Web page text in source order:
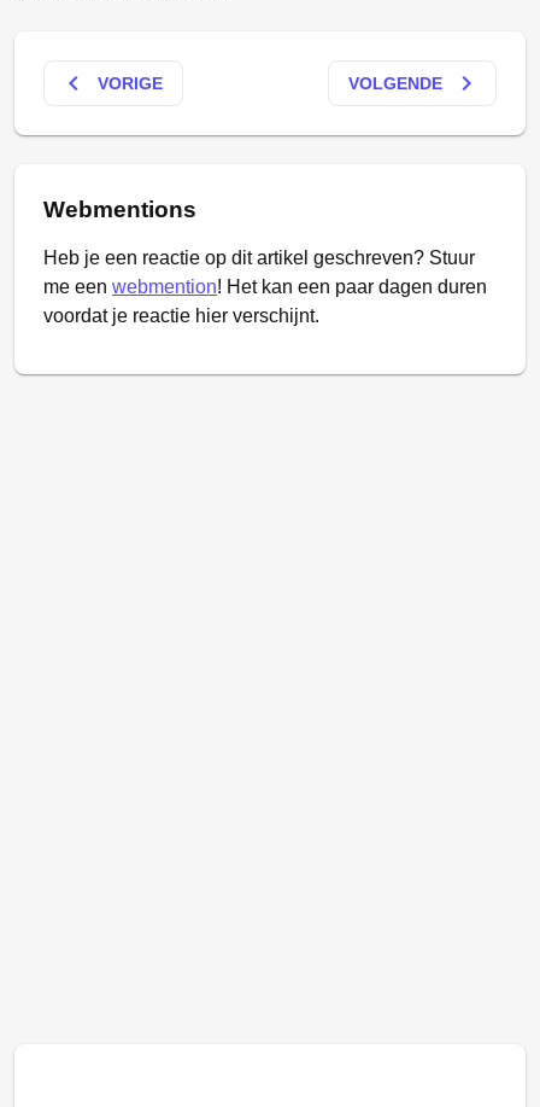
keyboard_arrow_left VORIGE VOLGENDE keyboard_arrow_right
Webmentions
Heb je een reactie op dit artikel geschreven? Stuur
me een webmention! Het kan een paar dagen duren
voordat je reactie hier verschijnt.